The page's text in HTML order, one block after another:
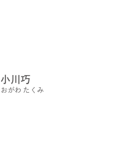
小川巧
おがわ たくみ